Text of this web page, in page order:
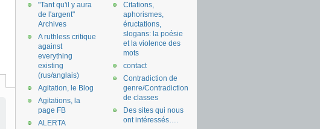
Citations,
aphorismes,
éructations,
slogans: la poésie
et la violence des
mots
contact
Contradiction de
genre/Contradiction
de classes
Des sites qui nous
ont intéressés….
"Tant qu'il y aura
de l'argent"
Archives
A ruthless critique
against
everything
existing
(rus/anglais)
Agitation, le Blog
Agitations, la
page FB
ALERTA